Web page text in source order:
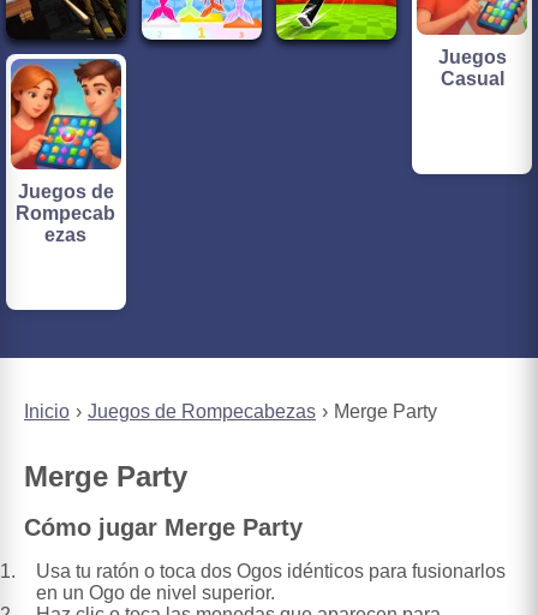
Inicio Juegos de Rompecabezas Merge Party
Merge Party
Cómo jugar Merge Party
Usa tu ratón o toca dos Ogos idénticos para fusionarlos
en un Ogo de nivel superior.
Juegos
Casual
Juegos de
Rompecab
ezas